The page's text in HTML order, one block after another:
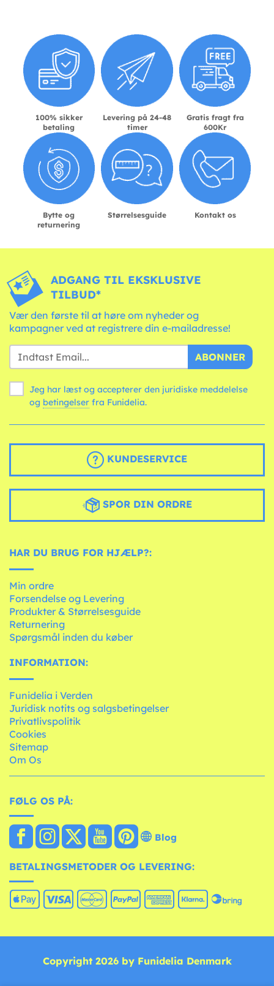
100% sikker
betaling
Levering på 24-48
timer
Gratis fragt fra
600Kr
Bytte og
returnering
Størrelsesguide Kontakt os
ADGANG TIL EKSKLUSIVE
TILBUD*
Vær den første til at høre om nyheder og
kampagner ved at registrere din e-mailadresse!
ABONNER
Jeg har læst og accepterer den juridiske meddelelse
og betingelser fra Funidelia.
KUNDESERVICE
SPOR DIN ORDRE
HAR DU BRUG FOR HJÆLP?:
Min ordre
Forsendelse og Levering
Produkter & Størrelsesguide
Returnering
Spørgsmål inden du køber
INFORMATION:
Funidelia i Verden
Juridisk notits og salgsbetingelser
Privatlivspolitik
Cookies
Sitemap
Om Os
FØLG OS PÅ:
Blog
BETALINGSMETODER OG LEVERING:
Copyright 2026 by Funidelia Denmark